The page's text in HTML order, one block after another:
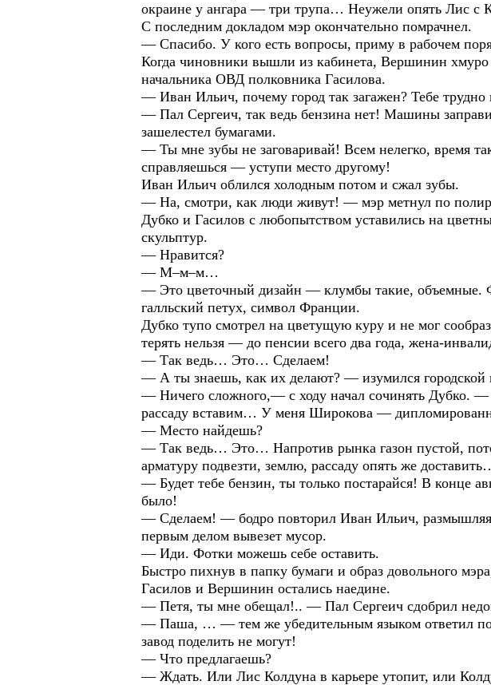
окраине у ангара — три трупа… Неужели опять Лис с
С последним докладом мэр окончательно помрачнел.
— Спасибо. У кого есть вопросы, приму в рабочем
Когда чиновники вышли из кабинета, Вершинин хмуро
начальника ОВД полковника Гасилова.
— Иван Ильич, почему город так загажен? Тебе трудно
— Пал Сергеич, так ведь бензина нет! Машины
зашелестел бумагами.
— Ты мне зубы не заговаривай! Всем нелегко, время
справляешься — уступи место другому!
Иван Ильич облился холодным потом и сжал зубы.
— На, смотри, как люди живут! — мэр метнул по
Дубко и Гасилов с любопытством уставились на
скульптур.
— Нравится?
— М–м–м…
— Это цветочный дизайн — клумбы такие, объемные.
галльский петух, символ Франции.
Дубко тупо смотрел на цветущую куру и не мог
терять нельзя — до пенсии всего два года, жена-
— Так ведь… Это… Сделаем!
— А ты знаешь, как их делают? — изумился городской
— Ничего сложного,— с ходу начал сочинять Дубко.
рассаду вставим… У меня Широкова —
— Место найдешь?
— Так ведь… Это… Напротив рынка газон пустой,
арматуру подвезти, землю, рассаду опять же
— Будет тебе бензин, ты только постарайся! В конце
было!
— Сделаем! — бодро повторил Иван Ильич,
первым делом вывезет мусор.
— Иди. Фотки можешь себе оставить.
Быстро пихнув в папку бумаги и образ довольного
Гасилов и Вершинин остались наедине.
— Петя, ты мне обещал!.. — Пал Сергеич сдобрил
— Паша, … — тем же убедительным языком ответил
завод поделить не могут!
— Что предлагаешь?
— Ждать. Или Лис Колдуна в карьере утопит, или